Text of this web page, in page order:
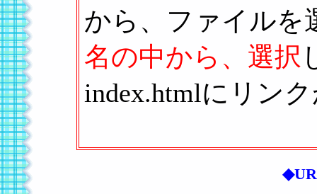
から、ファイルを
名の中から、選択
index.htmlにリン